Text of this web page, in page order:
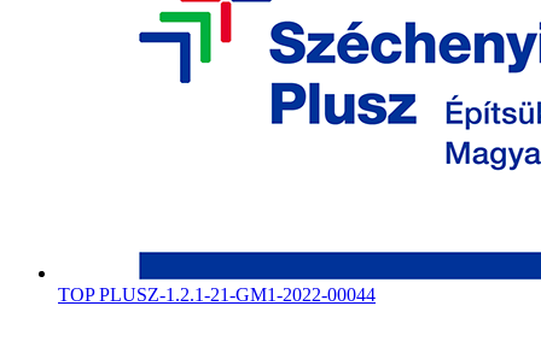
TOP PLUSZ-1.2.1-21-GM1-2022-00044